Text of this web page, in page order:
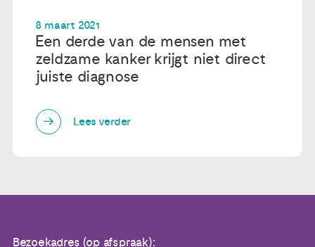
8 maart 2021
Een derde van de mensen met
zeldzame kanker krijgt niet direct
juiste diagnose
Lees verder
Bezoekadres (op afspraak):